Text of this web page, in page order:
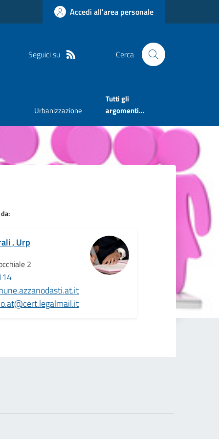
Accedi all'area personale
Seguici su Cerca
Urbanizzazione
Tutti gli
argomenti...
, Urp
2